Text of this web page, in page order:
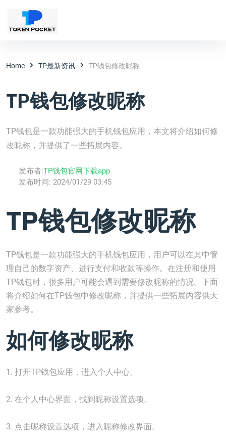
Home TP最新资讯 TP钱包修改昵称
TP钱包修改昵称
TP钱包是一款功能强大的手机钱包应用，本文将介绍如何修
改昵称，并提供了一些拓展内容。
发布者:TP钱包官网下载app
发布时间: 2024/01/29 03:45
TP钱包修改昵称
TP钱包是一款功能强大的手机钱包应用，用户可以在其中管
理自己的数字资产、进行支付和收款等操作。在注册和使用
TP钱包时，很多用户可能会遇到需要修改昵称的情况。下面
将介绍如何在TP钱包中修改昵称，并提供一些拓展内容供大
家参考。
如何修改昵称
1. 打开TP钱包应用，进入个人中心。
2. 在个人中心界面，找到昵称设置选项。
3. 点击昵称设置选项，进入昵称修改界面。